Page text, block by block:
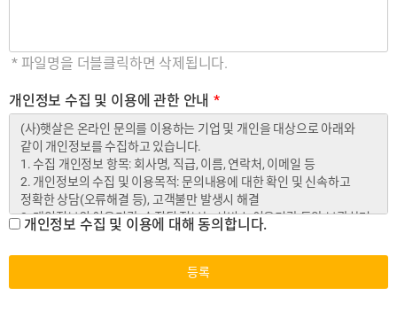
* 파일명을 더블클릭하면 삭제됩니다.
개인정보 수집 및 이용에 관한 안내 *
개인정보 수집 및 이용에 대해 동의합니다.
등록